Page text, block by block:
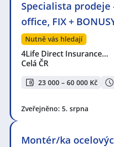
Specialista prodeje
office, FIX +
Nutně vás hledají
4Life Direct Insurance…
Celá ČR
23 000 – 60 000 Kč
Zveřejněno: 5. srpna
Montér/ka